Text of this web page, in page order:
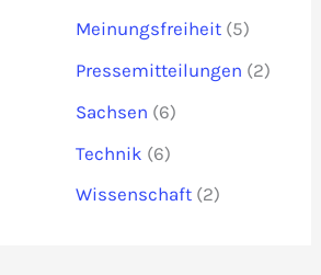
Meinungsfreiheit (5)
Pressemitteilungen (2)
Sachsen (6)
Technik (6)
Wissenschaft (2)